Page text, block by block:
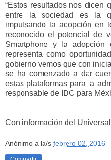
“Estos resultados nos dicen
entre la sociedad es la
impulsando la adopción en
reconocido el potencial de
Smartphone y la adopción
representa como
gobierno vemos que con
se ha comenzado a dar
estas plataformas para la
responsable de IDC para
Con información del
Anónimo a la/s febrero 02, 2016